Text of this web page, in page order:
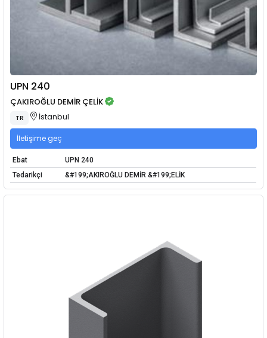
UPN 240
ÇAKIROĞLU DEMİR ÇELİK
TR İstanbul
İletişime geç
Ebat
UPN 240
Tedarikçi
&#199;AKIROĞLU DEMİR &#199;ELİK